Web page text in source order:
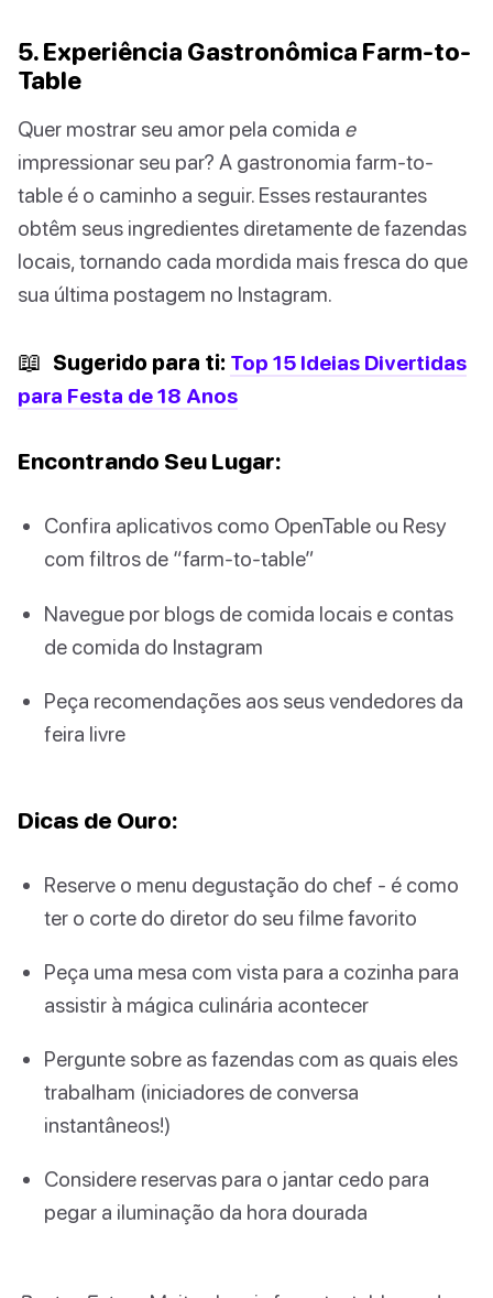
5. Experiência Gastronômica Farm-to-
Table
Quer mostrar seu amor pela comida e
impressionar seu par? A gastronomia farm-to-
table é o caminho a seguir. Esses restaurantes
obtêm seus ingredientes diretamente de fazendas
locais, tornando cada mordida mais fresca do que
sua última postagem no Instagram.
📖 Sugerido para ti: Top 15 Ideias Divertidas
para Festa de 18 Anos
Encontrando Seu Lugar:
Confira aplicativos como OpenTable ou Resy
com filtros de “farm-to-table”
Navegue por blogs de comida locais e contas
de comida do Instagram
Peça recomendações aos seus vendedores da
feira livre
Dicas de Ouro:
Reserve o menu degustação do chef - é como
ter o corte do diretor do seu filme favorito
Peça uma mesa com vista para a cozinha para
assistir à mágica culinária acontecer
Pergunte sobre as fazendas com as quais eles
trabalham (iniciadores de conversa
instantâneos!)
Considere reservas para o jantar cedo para
pegar a iluminação da hora dourada